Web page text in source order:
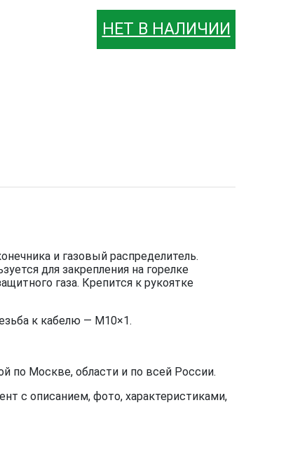
НЕТ В НАЛИЧИИ
и газовый распределитель.
для закрепления на горелке
газа. Крепится к рукоятке
к кабелю — М10×1.
по Москве, области и по всей России.
с описанием, фото, характеристиками,